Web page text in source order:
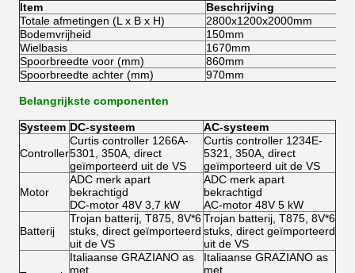
Item
Beschrijving
Totale afmetingen (L x B x H)
2800x1200x2000mm
Bodemvrijheid
150mm
Wielbasis
1670mm
Spoorbreedte voor (mm)
860mm
Spoorbreedte achter (mm)
970mm
Belangrijkste componenten
Systeem DC-systeem AC-systeem
Controller
Curtis controller 1266A-
5301, 350A, direct
geïmporteerd uit de VS
Curtis controller 1234E-
5321, 350A, direct
geïmporteerd uit de VS
Motor
ADC merk apart
bekrachtigd
DC-motor 48V 3,7 kW
ADC merk apart
bekrachtigd
AC-motor 48V 5 kW
Batterij
Trojan batterij, T875, 8V*6
stuks, direct geïmporteerd
uit de VS
Trojan batterij, T875, 8V*6
stuks, direct geïmporteerd
uit de VS
Italiaanse GRAZIANO as
met
Italiaanse GRAZIANO as
met